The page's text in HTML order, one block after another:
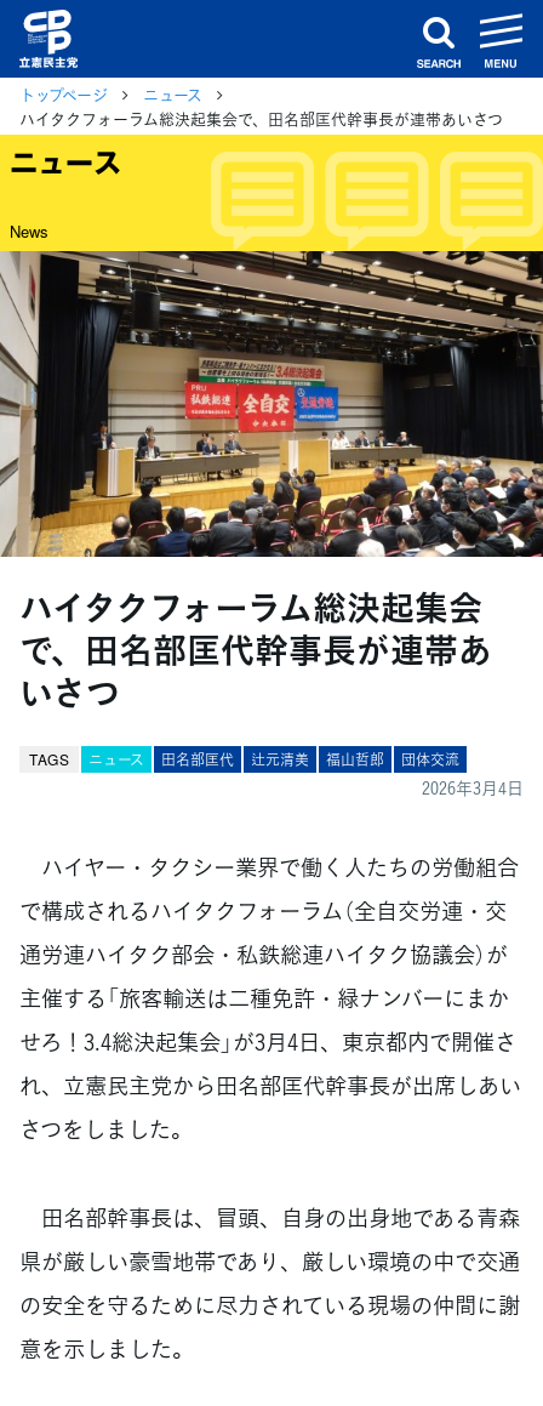
search
トップページ
ニュース
ハイタクフォーラム総決起集会で、田名部匡代幹事長が連帯あいさつ
ニュース
News
ハイタクフォーラム総決起集会
で、田名部匡代幹事長が連帯あ
いさつ
TAGS ニュース 田名部匡代 辻元清美 福山哲郎 団体交流
2026年3月4日
ハイヤー・タクシー業界で働く人たちの労働組合
で構成されるハイタクフォーラム（全自交労連・交
通労連ハイタク部会・私鉄総連ハイタク協議会）が
主催する「旅客輸送は二種免許・緑ナンバーにまか
せろ！3.4総決起集会」が3月4日、東京都内で開催さ
れ、立憲民主党から田名部匡代幹事長が出席しあい
さつをしました。
田名部幹事長は、冒頭、自身の出身地である青森
県が厳しい豪雪地帯であり、厳しい環境の中で交通
の安全を守るために尽力されている現場の仲間に謝
意を示しました。